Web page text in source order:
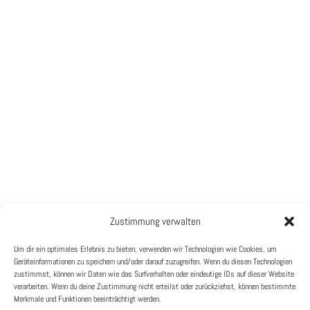
Zustimmung verwalten
Um dir ein optimales Erlebnis zu bieten, verwenden wir Technologien wie Cookies, um
Geräteinformationen zu speichern und/oder darauf zuzugreifen. Wenn du diesen Technologien
zustimmst, können wir Daten wie das Surfverhalten oder eindeutige IDs auf dieser Website
verarbeiten. Wenn du deine Zustimmung nicht erteilst oder zurückziehst, können bestimmte
Merkmale und Funktionen beeinträchtigt werden.
Impressum
Kontaktiere mich
Datenschutz
Handyketten
Workshops